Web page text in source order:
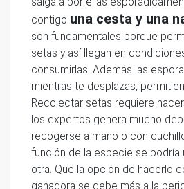
contigo una cesta y una
son fundamentales porque
setas y así llegan en
consumirlas. Además las
mientras te desplazas,
Recolectar setas requiere
los expertos genera mucho
recogerse a mano o con
función de la especie se podría
otra. Que la opción de hacerlo
ganadora se debe más a la